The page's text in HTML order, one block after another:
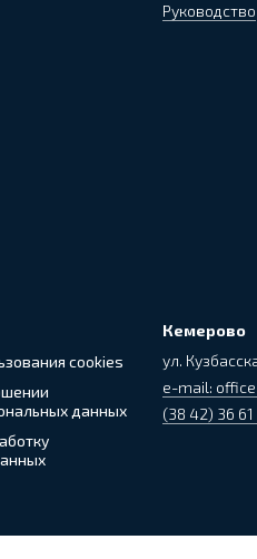
Руководство
cookies
данных
Кемерово
ул.
e-mail:
(38 42) 36